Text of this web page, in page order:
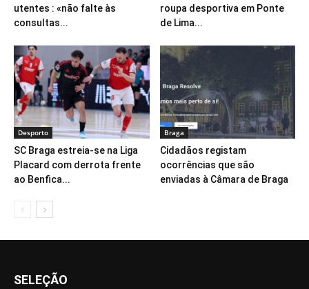
utentes : «não falte às
consultas...
roupa desportiva em Ponte
de Lima...
Desporto
SC Braga estreia-se na Liga
Placard com derrota frente
ao Benfica...
Braga
Cidadãos registam
ocorrências que são
enviadas à Câmara de Braga
SELEÇÃO